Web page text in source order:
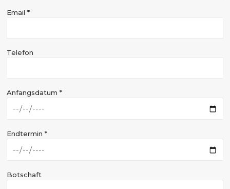
Email *
Telefon
Anfangsdatum *
Endtermin *
Botschaft